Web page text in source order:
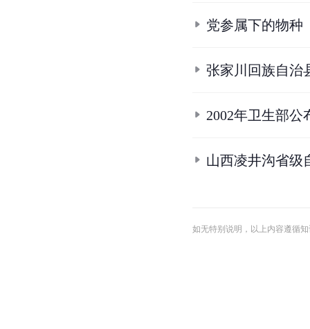
党参属下的物种
张家川回族自治
2002年卫生部
山西凌井沟省级
如无特别说明，以上内容遵循